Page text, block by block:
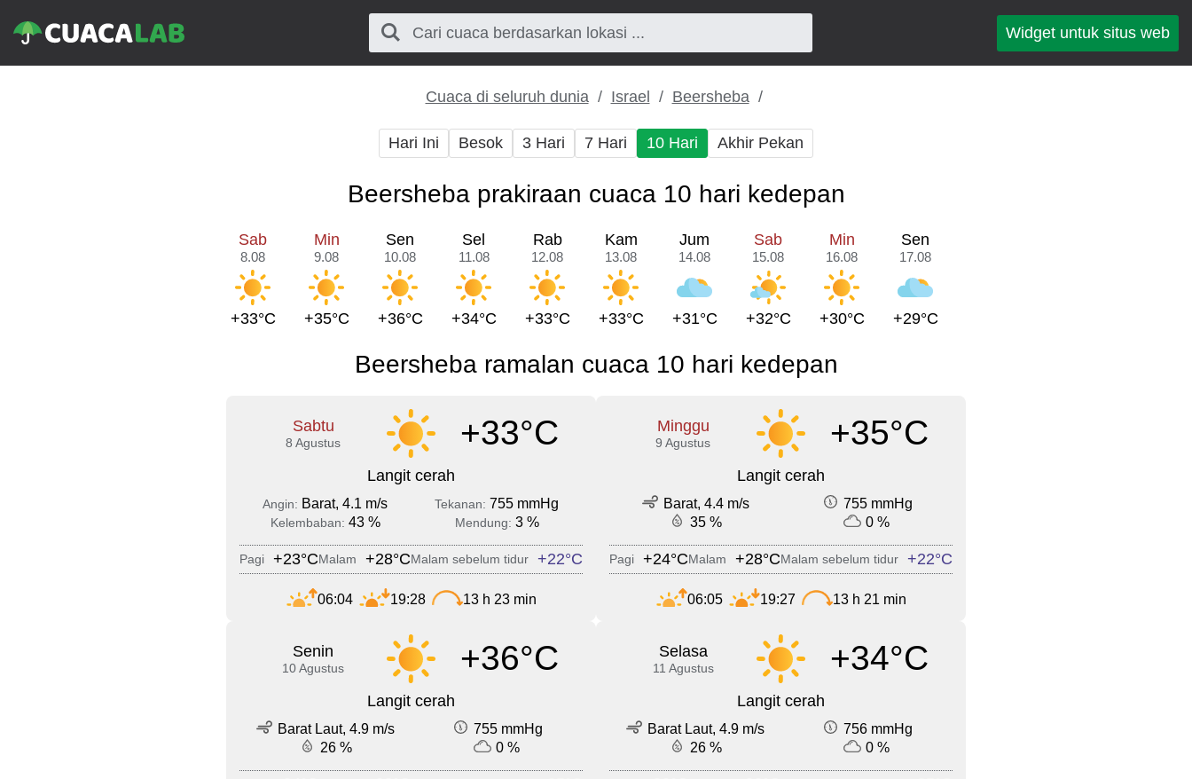
Widget untuk situs web
Cuaca di seluruh dunia Israel Beersheba
Hari Ini Besok 3 Hari 7 Hari 10 Hari Akhir Pekan
Beersheba prakiraan cuaca 10 hari kedepan
Sab
8.08
+33°C
Min
9.08
+35°C
Sen
10.08
+36°C
Sel
11.08
+34°C
Rab
12.08
+33°C
Kam
13.08
+33°C
Jum
14.08
+31°C
Sab
15.08
+32°C
Min
16.08
+30°C
Sen
17.08
+29°C
Beersheba ramalan cuaca 10 hari kedepan
Sabtu
8 Agustus +33°C
Langit cerah
Angin: Barat, 4.1 m/s Tekanan: 755 mmHg
Kelembaban: 43 % Mendung: 3 %
Pagi +23°CMalam +28°CMalam sebelum tidur +22°C
06:04 19:28 13 h 23 min
Minggu
9 Agustus +35°C
Langit cerah
Barat, 4.4 m/s
755 mmHg
35 %
0 %
Pagi +24°CMalam +28°CMalam sebelum tidur +22°C
06:05 19:27 13 h 21 min
Senin
10 Agustus +36°C
Langit cerah
Barat Laut, 4.9 m/s
755 mmHg
26 %
0 %
Selasa
11 Agustus +34°C
Langit cerah
Barat Laut, 4.9 m/s
756 mmHg
26 %
0 %